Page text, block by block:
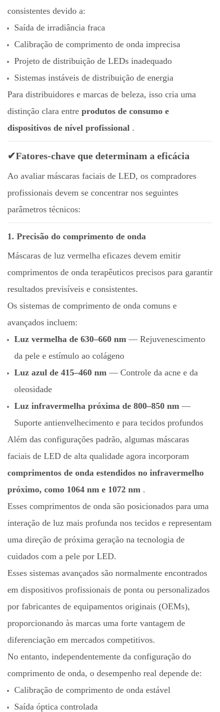
consistentes devido a:
Saída de irradiância fraca
Calibração de comprimento de onda imprecisa
Projeto de distribuição de LEDs inadequado
Sistemas instáveis ​​de distribuição de energia
Para distribuidores e marcas de beleza, isso cria uma
distinção clara entre produtos de consumo e
dispositivos de nível profissional .
✔Fatores-chave que determinam a eficácia
Ao avaliar máscaras faciais de LED, os compradores
profissionais devem se concentrar nos seguintes
parâmetros técnicos:
1. Precisão do comprimento de onda
Máscaras de luz vermelha eficazes devem emitir
comprimentos de onda terapêuticos precisos para garantir
resultados previsíveis e consistentes.
Os sistemas de comprimento de onda comuns e
avançados incluem:
Luz vermelha de 630–660 nm — Rejuvenescimento
da pele e estímulo ao colágeno
Luz azul de 415–460 nm — Controle da acne e da
oleosidade
Luz infravermelha próxima de 800–850 nm —
Suporte antienvelhecimento e para tecidos profundos
Além das configurações padrão, algumas máscaras
faciais de LED de alta qualidade agora incorporam
comprimentos de onda estendidos no infravermelho
próximo, como 1064 nm e 1072 nm .
Esses comprimentos de onda são posicionados para uma
interação de luz mais profunda nos tecidos e representam
uma direção de próxima geração na tecnologia de
cuidados com a pele por LED.
Esses sistemas avançados são normalmente encontrados
em dispositivos profissionais de ponta ou personalizados
por fabricantes de equipamentos originais (OEMs),
proporcionando às marcas uma forte vantagem de
diferenciação em mercados competitivos.
No entanto, independentemente da configuração do
comprimento de onda, o desempenho real depende de:
Calibração de comprimento de onda estável
Saída óptica controlada